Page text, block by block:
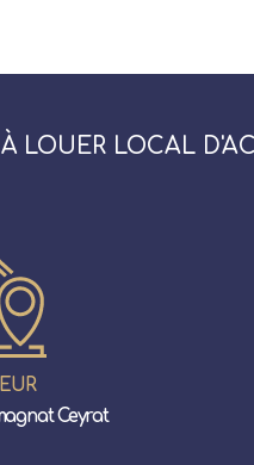
LOUER LOCAL
Ceyrat